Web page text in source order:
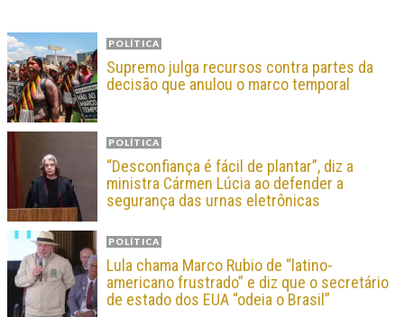
POLÍTICA
Supremo julga recursos contra partes da
decisão que anulou o marco temporal
POLÍTICA
“Desconfiança é fácil de plantar”, diz a
ministra Cármen Lúcia ao defender a
segurança das urnas eletrônicas
POLÍTICA
Lula chama Marco Rubio de “latino-
americano frustrado” e diz que o secretário
de estado dos EUA “odeia o Brasil”